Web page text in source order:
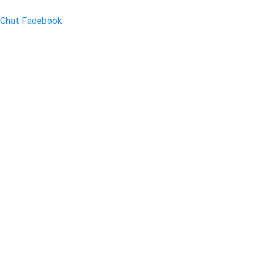
Chat Facebook